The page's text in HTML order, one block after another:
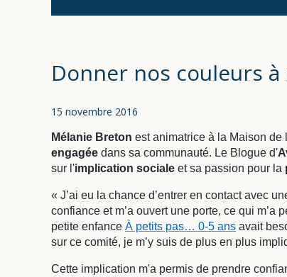
Donner nos couleurs
15 novembre 2016
Mélanie Breton est animatrice à la Maison
engagée dans sa communauté. Le Blogue d'
sur l'implication sociale et sa passion pour la
« J’ai eu la chance d’entrer en contact avec
confiance et m’a ouvert une porte, ce qui m’a
petite enfance À petits pas… 0-5 ans avait
sur ce comité, je m’y suis de plus en plus
Cette implication m'a permis de prendre